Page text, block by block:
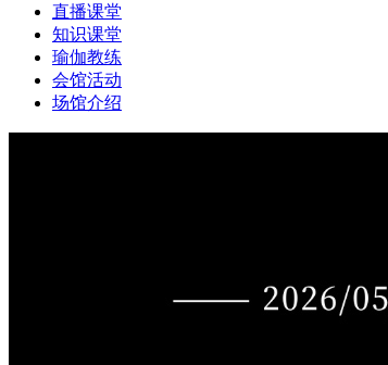
直播课堂
知识课堂
瑜伽教练
会馆活动
场馆介绍